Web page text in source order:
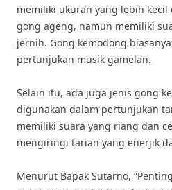
memiliki ukuran yang lebih
gong ageng, namun memiliki
jernih. Gong kemodong
pertunjukan musik gamelan.
Selain itu, ada juga jenis gong
digunakan dalam pertunjukan
memiliki suara yang riang dan
mengiringi tarian yang enerjik
Menurut Bapak Sutarno,